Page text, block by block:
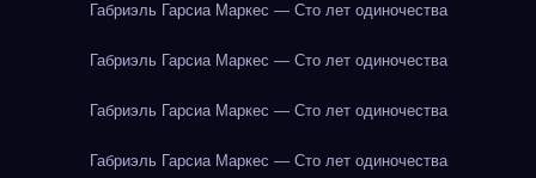
Габриэль Гарсиа Маркес — Сто лет одиночества
Габриэль Гарсиа Маркес — Сто лет одиночества
Габриэль Гарсиа Маркес — Сто лет одиночества
Габриэль Гарсиа Маркес — Сто лет одиночества